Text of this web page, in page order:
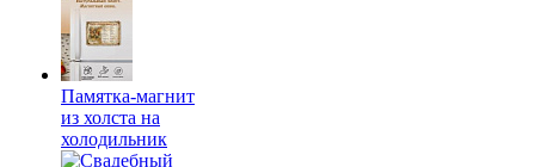
Памятка-магнит
из холста на
холодильник